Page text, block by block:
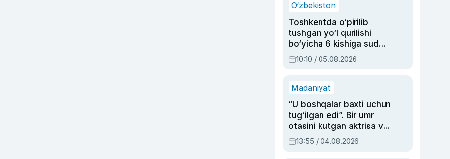
O‘zbekiston
Toshkentda o‘pirilib
tushgan yo‘l qurilishi
bo‘yicha 6 kishiga sud
hukmi o‘qildi
10:10 / 05.08.2026
Madaniyat
“U boshqalar baxti uchun
tug‘ilgan edi”. Bir umr
otasini kutgan aktrisa va
dublyaj ustasi Rimma
Ahmedovaning
13:55 / 04.08.2026